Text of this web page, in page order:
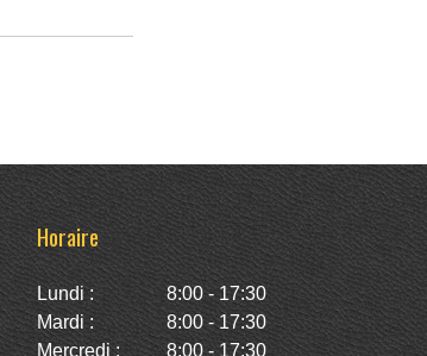
Horaire
Lundi :
8:00 - 17:30
Mardi :
8:00 - 17:30
Mercredi :
8:00 - 17:30